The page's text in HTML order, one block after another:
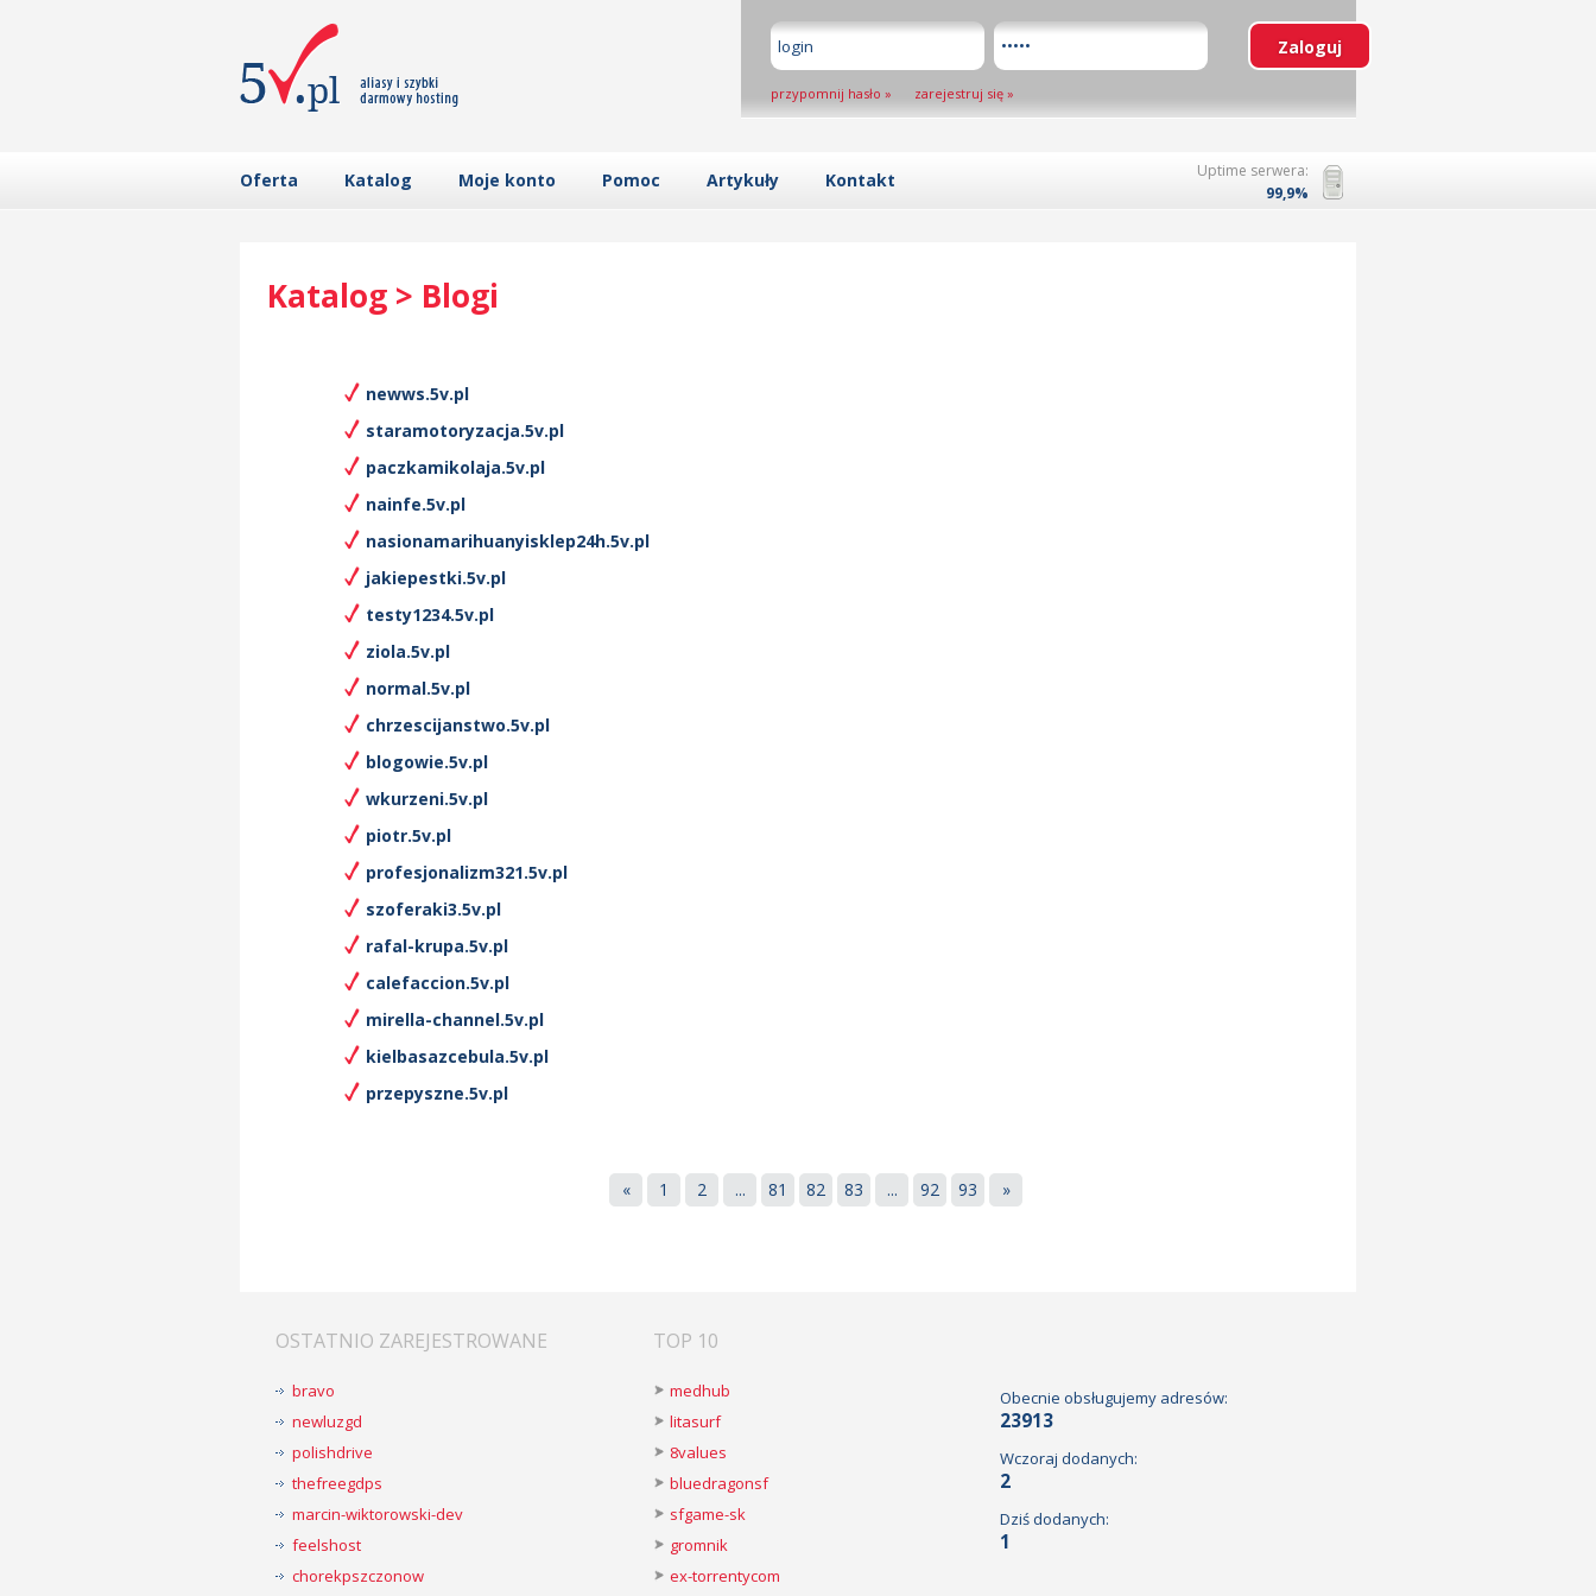
przypomnij hasło » zarejestruj się »
Oferta Katalog Moje konto Pomoc Artykuły Kontakt
Uptime serwera:
99,9%
Katalog > Blogi
newws.5v.pl
staramotoryzacja.5v.pl
paczkamikolaja.5v.pl
nainfe.5v.pl
nasionamarihuanyisklep24h.5v.pl
jakiepestki.5v.pl
testy1234.5v.pl
ziola.5v.pl
normal.5v.pl
chrzescijanstwo.5v.pl
blogowie.5v.pl
wkurzeni.5v.pl
piotr.5v.pl
profesjonalizm321.5v.pl
szoferaki3.5v.pl
rafal-krupa.5v.pl
calefaccion.5v.pl
mirella-channel.5v.pl
kielbasazcebula.5v.pl
przepyszne.5v.pl
« 1 2 ... 81 82 83 ... 92 93 »
OSTATNIO ZAREJESTROWANE
bravo
newluzgd
polishdrive
thefreegdps
marcin-wiktorowski-dev
feelshost
chorekpszczonow
TOP 10
medhub
litasurf
8values
bluedragonsf
sfgame-sk
gromnik
ex-torrentycom
Obecnie obsługujemy adresów:
23913
Wczoraj dodanych:
2
Dziś dodanych:
1